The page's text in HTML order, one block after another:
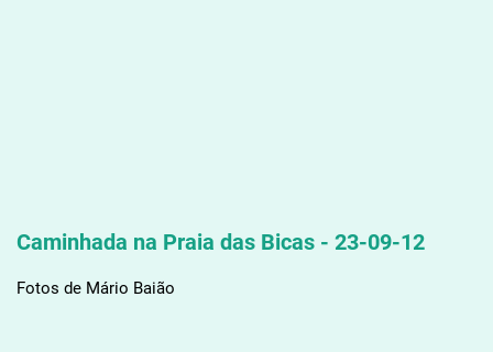
Caminhada na Praia das Bicas - 23-09-12
Fotos de Mário Baião